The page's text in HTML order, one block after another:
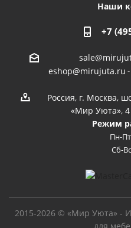
Наши
+7
eshop@mirujuta.ru
Россия, г. Москва,
«Мир Уюта»,
Режим
Пн-
Сб-
2015-2026 © «Мир Уюта» -
для